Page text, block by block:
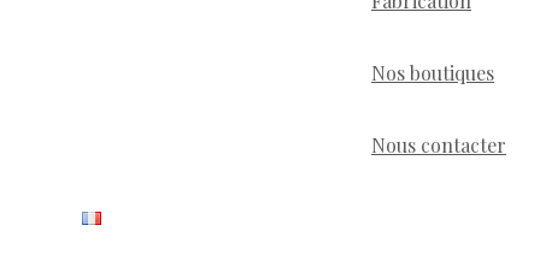
Nos boutiques
Nous contacter